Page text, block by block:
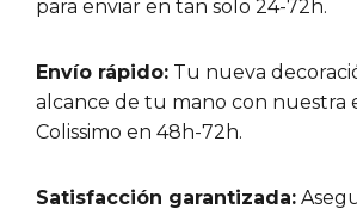
para enviar en tan solo 24-72h.
Envío rápido: Tu nueva
alcance de tu mano con nuestra
Colissimo en 48h-72h.
Satisfacción garantizada: